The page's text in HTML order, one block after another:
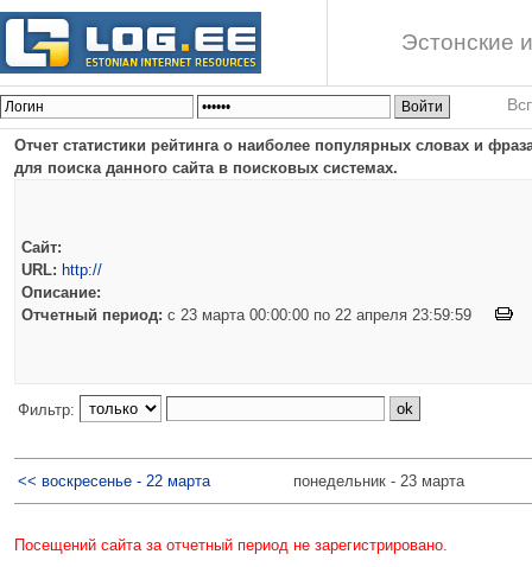
Эстонские
Отчет статистики рейтинга о наиболее популярных словах и
для поиска данного сайта в поисковых системах.
Сайт:
URL: http://
Описание:
Отчетный период: c 23 марта 00:00:00 по 22 апреля 23:59:59
Фильтр:
<< воскресенье - 22 марта понедельник - 23 марта
Посещений сайта за отчетный период не зарегистрировано.